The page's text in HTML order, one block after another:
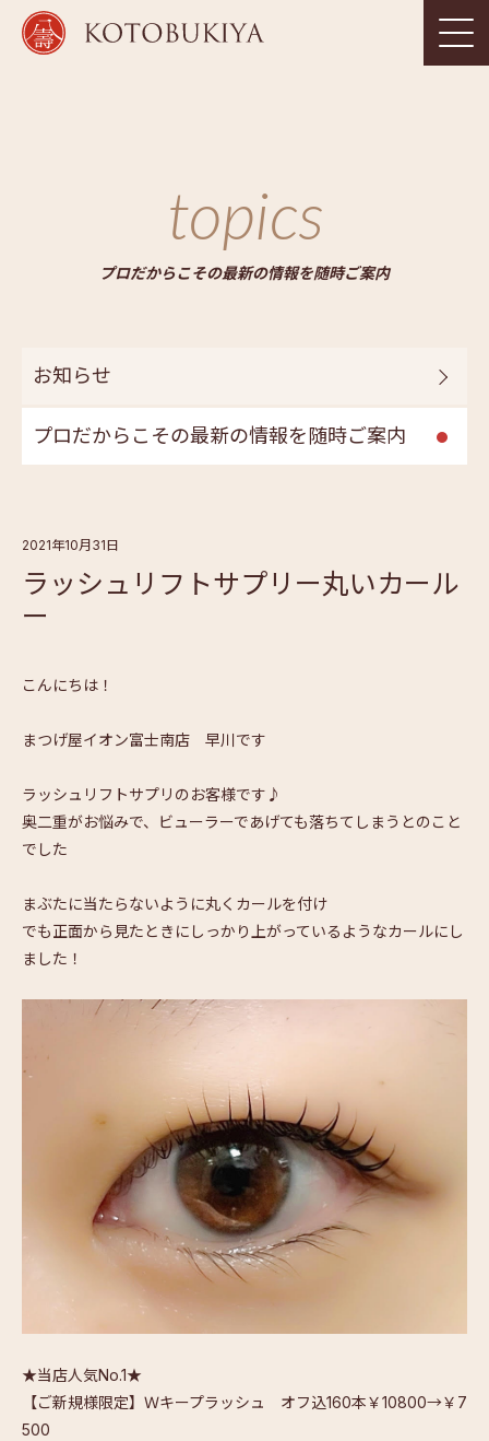
topics
プロだからこその最新の情報を随時ご案内
お知らせ
プロだからこその最新の情報を随時ご案内
2021年10月31日
ラッシュリフトサプリー丸いカール
ー
こんにちは！
まつげ屋イオン富士南店 早川です
ラッシュリフトサプリのお客様です♪
奥二重がお悩みで、ビューラーであげても落ちてしまうとのこと
でした
まぶたに当たらないように丸くカールを付け
でも正面から見たときにしっかり上がっているようなカールにし
ました！
★当店人気No.1★
【ご新規様限定】Ｗキープラッシュ オフ込160本￥10800→￥7
500